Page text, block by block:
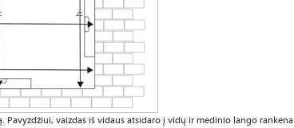
Pavyzdžiui, vaizdas iš vidaus atsidaro į vidų ir medinio lango rankena